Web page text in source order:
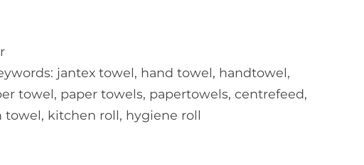
jantex towel, hand towel, handtowel,
towel, paper towels, papertowels, centrefeed,
towel, kitchen roll, hygiene roll